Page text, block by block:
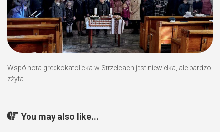
Wspólnota greckokatolicka w Strzelcach jest niewielka, ale bardzo
zżyta
You may also like...